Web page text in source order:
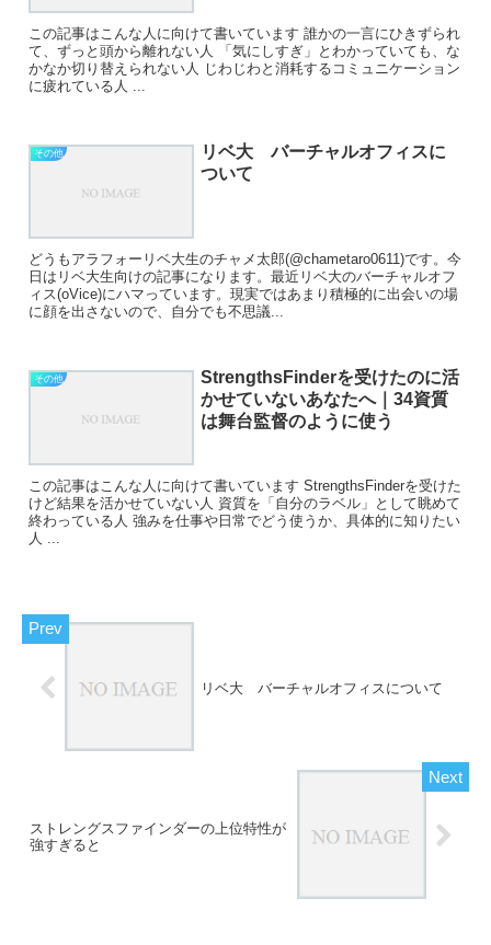
この記事はこんな人に向けて書いています 誰かの一言にひきずられ
て、ずっと頭から離れない人 「気にしすぎ」とわかっていても、な
かなか切り替えられない人 じわじわと消耗するコミュニケーション
に疲れている人 ...
その他
リベ大 バーチャルオフィスに
ついて
どうもアラフォーリベ大生のチャメ太郎(@chametaro0611)です。今
日はリベ大生向けの記事になります。最近リベ大のバーチャルオフ
ィス(oVice)にハマっています。現実ではあまり積極的に出会いの場
に顔を出さないので、自分でも不思議...
その他
StrengthsFinderを受けたのに活
かせていないあなたへ｜34資質
は舞台監督のように使う
この記事はこんな人に向けて書いています StrengthsFinderを受けた
けど結果を活かせていない人 資質を「自分のラベル」として眺めて
終わっている人 強みを仕事や日常でどう使うか、具体的に知りたい
人 ...
リベ大 バーチャルオフィスについて
ストレングスファインダーの上位特性が
強すぎると